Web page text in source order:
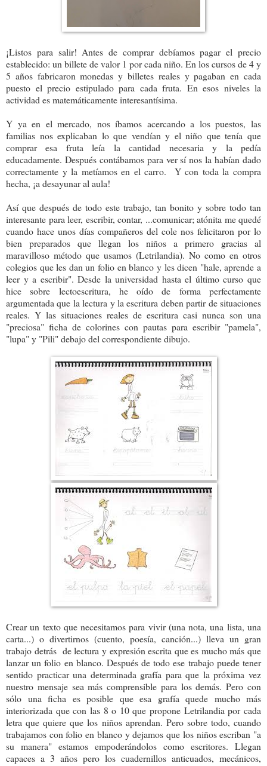
¡Listos para salir! Antes de comprar debíamos pagar el precio
establecido: un billete de valor 1 por cada niño. En los cursos de 4 y
5 años fabricaron monedas y billetes reales y pagaban en cada
puesto el precio estipulado para cada fruta. En esos niveles la
actividad es matemáticamente interesantísima.
Y ya en el mercado, nos íbamos acercando a los puestos, las
familias nos explicaban lo que vendían y el niño que tenía que
comprar esa fruta leía la cantidad necesaria y la pedía
educadamente. Después contábamos para ver sí nos la habían dado
correctamente y la metíamos en el carro. Y con toda la compra
hecha, ¡a desayunar al aula!
Así que después de todo este trabajo, tan bonito y sobre todo tan
interesante para leer, escribir, contar, ...comunicar; atónita me quedé
cuando hace unos días compañeros del cole nos felicitaron por lo
bien preparados que llegan los niños a primero gracias al
maravilloso método que usamos (Letrilandia). No como en otros
colegios que les dan un folio en blanco y les dicen "hale, aprende a
leer y a escribir". Desde la universidad hasta el último curso que
hice sobre lectoescritura, he oído de forma perfectamente
argumentada que la lectura y la escritura deben partir de situaciones
reales. Y las situaciones reales de escritura casi nunca son una
"preciosa" ficha de colorines con pautas para escribir "pamela",
"lupa" y "Pili" debajo del correspondiente dibujo.
Crear un texto que necesitamos para vivir (una nota, una lista, una
carta...) o divertirnos (cuento, poesía, canción...) lleva un gran
trabajo detrás de lectura y expresión escrita que es mucho más que
lanzar un folio en blanco. Después de todo ese trabajo puede tener
sentido practicar una determinada grafía para que la próxima vez
nuestro mensaje sea más comprensible para los demás. Pero con
sólo una ficha es posible que esa grafía quede mucho más
interiorizada que con las 8 o 10 que propone Letrilandia por cada
letra que quiere que los niños aprendan. Pero sobre todo, cuando
trabajamos con folio en blanco y dejamos que los niños escriban "a
su manera" estamos empoderándolos como escritores. Llegan
capaces a 3 años pero los cuadernillos anticuados, mecánicos,